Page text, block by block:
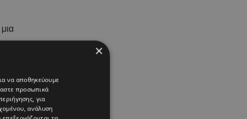
×
να αποθηκεύουμε
προσωπικά
για
ανάλυση